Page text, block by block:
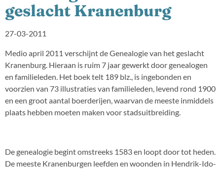
geslacht Kranenburg
27-03-2011
Medio april 2011 verschijnt de Genealogie van het geslacht
Kranenburg. Hieraan is ruim 7 jaar gewerkt door genealogen
en familieleden. Het boek telt 189 blz., is ingebonden en
voorzien van 73 illustraties van familieleden, levend rond 1900
en een groot aantal boerderijen, waarvan de meeste inmiddels
plaats hebben moeten maken voor stadsuitbreiding.
De genealogie begint omstreeks 1583 en loopt door tot heden.
De meeste Kranenburgen leefden en woonden in Hendrik-Ido-